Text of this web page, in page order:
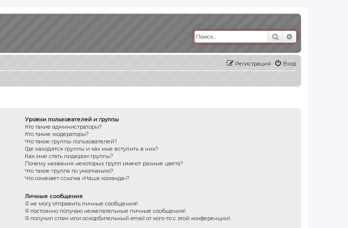
Поиск
Вход
Регистрация
Уровни пользователей и группы
Кто такие администраторы?
Кто такие модераторы?
Что такое группы пользователей?
Где находятся группы и как мне вступить в них?
Как мне стать лидером группы?
Почему названия некоторых групп имеют разные цвета?
Что такое группа по умолчанию?
Что означает ссылка «Наша команда»?
Личные сообщения
Я не могу отправить личные сообщения!
Я постоянно получаю нежелательные личные сообщения!
Я получил спам или оскорбительный email от кого-то с этой конференции!